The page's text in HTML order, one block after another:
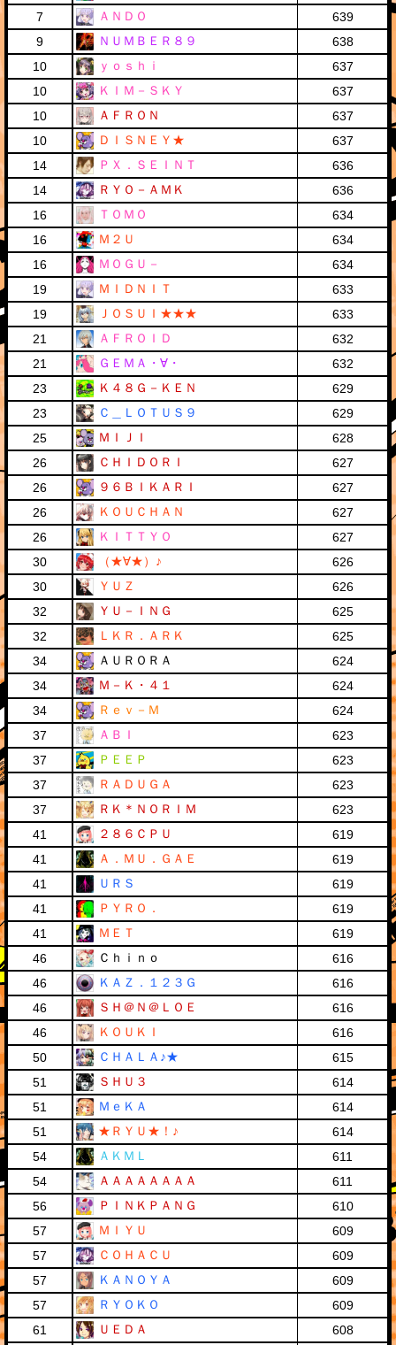
7
ＡＮＤＯ
639
9
ＮＵＭＢＥＲ８９
638
10
ｙｏｓｈｉ
637
10
ＫＩＭ－ＳＫＹ
637
10
ＡＦＲＯＮ
637
10
ＤＩＳＮＥＹ★
637
14
ＰＸ．ＳＥＩＮＴ
636
14
ＲＹＯ－ＡＭＫ
636
16
ＴＯＭＯ
634
16
Ｍ２Ｕ
634
16
ＭＯＧＵ－
634
19
ＭＩＤＮＩＴ
633
19
ＪＯＳＵＩ★★★
633
21
ＡＦＲＯＩＤ
632
21
ＧＥＭＡ・∀・
632
23
Ｋ４８Ｇ－ＫＥＮ
629
23
Ｃ＿ＬＯＴＵＳ９
629
25
ＭＩＪＩ
628
26
ＣＨＩＤＯＲＩ
627
26
９６ＢＩＫＡＲＩ
627
26
ＫＯＵＣＨＡＮ
627
26
ＫＩＴＴＹＯ
627
30
（★∀★）♪
626
30
ＹＵＺ
626
32
ＹＵ－ＩＮＧ
625
32
ＬＫＲ．ＡＲＫ
625
34
ＡＵＲＯＲＡ
624
34
Ｍ－Ｋ・４１
624
34
Ｒｅｖ－Ｍ
624
37
ＡＢＩ
623
37
ＰＥＥＰ
623
37
ＲＡＤＵＧＡ
623
37
ＲＫ＊ＮＯＲＩＭ
623
41
２８６ＣＰＵ
619
41
Ａ．ＭＵ．ＧＡＥ
619
41
ＵＲＳ
619
41
ＰＹＲＯ．
619
41
ＭＥＴ
619
46
Ｃｈｉｎｏ
616
46
ＫＡＺ．１２３Ｇ
616
46
ＳＨ＠Ｎ＠ＬＯＥ
616
46
ＫＯＵＫＩ
616
50
ＣＨＡＬＡ♪★
615
51
ＳＨＵ３
614
51
ＭｅＫＡ
614
51
★ＲＹＵ★！♪
614
54
ＡＫＭＬ
611
54
ＡＡＡＡＡＡＡＡ
611
56
ＰＩＮＫＰＡＮＧ
610
57
ＭＩＹＵ
609
57
ＣＯＨＡＣＵ
609
57
ＫＡＮＯＹＡ
609
57
ＲＹＯＫＯ
609
61
ＵＥＤＡ
608